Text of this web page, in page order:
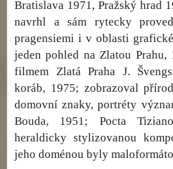
Bratislava 1971, Pražský hrad
navrhl a sám rytecky
pragensiemi i v oblasti
jeden pohled na Zlatou
filmem Zlatá Praha J.
koráb, 1975; zobrazoval
domovní znaky, portréty
Bouda, 1951; Pocta
heraldicky stylizovanou
jeho doménou byly